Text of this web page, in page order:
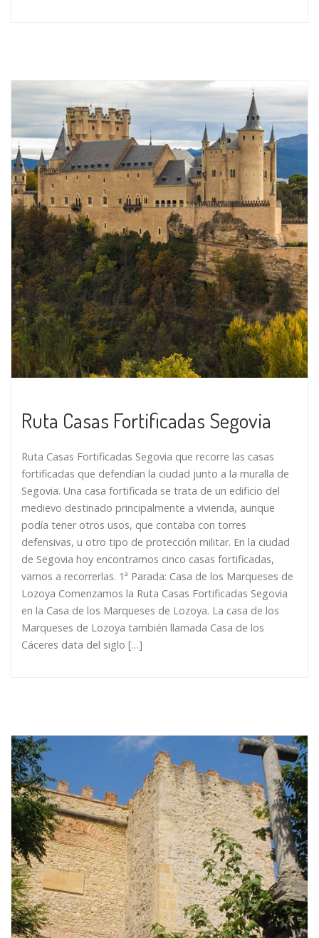
Ruta Casas Fortificadas Segovia
Ruta Casas Fortificadas Segovia que recorre las casas
fortificadas que defendían la ciudad junto a la muralla de
Segovia. Una casa fortificada se trata de un edificio del
medievo destinado principalmente a vivienda, aunque
podía tener otros usos, que contaba con torres
defensivas, u otro tipo de protección militar. En la ciudad
de Segovia hoy encontramos cinco casas fortificadas,
vamos a recorrerlas. 1ª Parada: Casa de los Marqueses de
Lozoya Comenzamos la Ruta Casas Fortificadas Segovia
en la Casa de los Marqueses de Lozoya. La casa de los
Marqueses de Lozoya también llamada Casa de los
Cáceres data del siglo […]